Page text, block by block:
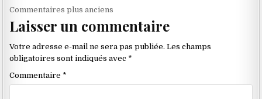
Navigation
dans
les
commentaires
Commentaires plus anciens
Laisser un commentaire
Votre adresse e-mail ne sera pas publiée. Les champs
obligatoires sont indiqués avec *
Commentaire *